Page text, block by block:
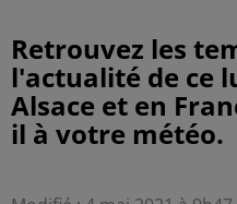
Retrouvez les
l'actualité de ce
Alsace et en
il à votre météo.